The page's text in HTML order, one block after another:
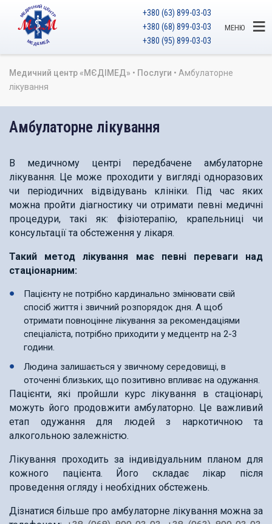
+380 (63) 899-03-03
+380 (68) 899-03-03
+380 (95) 899-03-03
МЕНЮ
Медичний центр «МЄДІМЕД» • Послуги • Амбулаторне
лікування
Амбулаторне лікування
В медичному центрі передбачене амбулаторне
лікування. Це може проходити у вигляді одноразових
чи періодичних відвідувань клініки. Під час яких
можна пройти діагностику чи отримати певні медичні
процедури, такі як: фізіотерапію, крапельниці чи
консультації та обстеження у лікаря.
Такий метод лікування має певні переваги над
стаціонарним:
Пацієнту не потрібно кардинально змінювати свій
спосіб життя і звичний розпорядок дня. А щоб
отримати повноцінне лікування за рекомендаціями
спеціаліста, потрібно приходити у медцентр на 2-3
години.
Людина залишається у звичному середовищі, в
оточенні близьких, що позитивно впливає на одужання.
Пацієнти, які пройшли курс лікування в стаціонарі,
можуть його продовжити амбулаторно. Це важливий
етап одужання для людей з наркотичною та
алкогольною залежністю.
Лікування проходить за індивідуальним планом для
кожного пацієнта. Його складає лікар після
проведення огляду і необхідних обстежень.
Дізнатися більше про амбулаторне лікування можна за